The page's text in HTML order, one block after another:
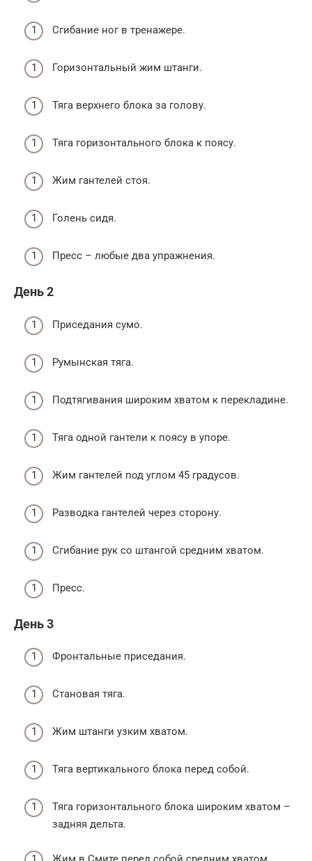
Сгибание ног в тренажере.
Горизонтальный жим штанги.
Тяга верхнего блока за голову.
Тяга горизонтального блока к поясу.
Жим гантелей стоя.
Голень сидя.
Пресс – любые два упражнения.
День 2
Приседания сумо.
Румынская тяга.
Подтягивания широким хватом к перекладине.
Тяга одной гантели к поясу в упоре.
Жим гантелей под углом 45 градусов.
Разводка гантелей через сторону.
Сгибание рук со штангой средним хватом.
Пресс.
День 3
Фронтальные приседания.
Становая тяга.
Жим штанги узким хватом.
Тяга вертикального блока перед собой.
Тяга горизонтального блока широким хватом –
задняя дельта.